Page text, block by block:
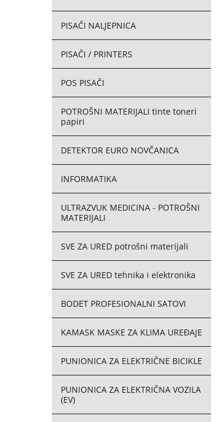
PISAČI NALJEPNICA
PISAČI / PRINTERS
POS PISAČI
POTROŠNI MATERIJALI tinte toneri
papiri
DETEKTOR EURO NOVČANICA
INFORMATIKA
ULTRAZVUK MEDICINA - POTROŠNI
MATERIJALI
SVE ZA URED potrošni materijali
SVE ZA URED tehnika i elektronika
BODET PROFESIONALNI SATOVI
KAMASK MASKE ZA KLIMA UREĐAJE
PUNIONICA ZA ELEKTRIČNE BICIKLE
PUNIONICA ZA ELEKTRIČNA VOZILA
(EV)